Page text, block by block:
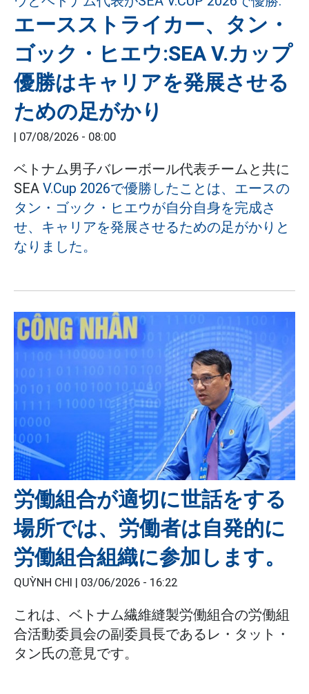
エースストライカー、タン・
ゴック・ヒエウ:SEA V.カップ
優勝はキャリアを発展させる
ための足がかり
| 07/08/2026 - 08:00
ベトナム男子バレーボール代表チームと共に
SEA V.Cup 2026で優勝したことは、エースの
タン・ゴック・ヒエウが自分自身を完成さ
せ、キャリアを発展させるための足がかりと
なりました。
労働組合が適切に世話をする
場所では、労働者は自発的に
労働組合組織に参加します。
QUỲNH CHI | 03/06/2026 - 16:22
これは、ベトナム繊維縫製労働組合の労働組
合活動委員会の副委員長であるレ・タット・
タン氏の意見です。